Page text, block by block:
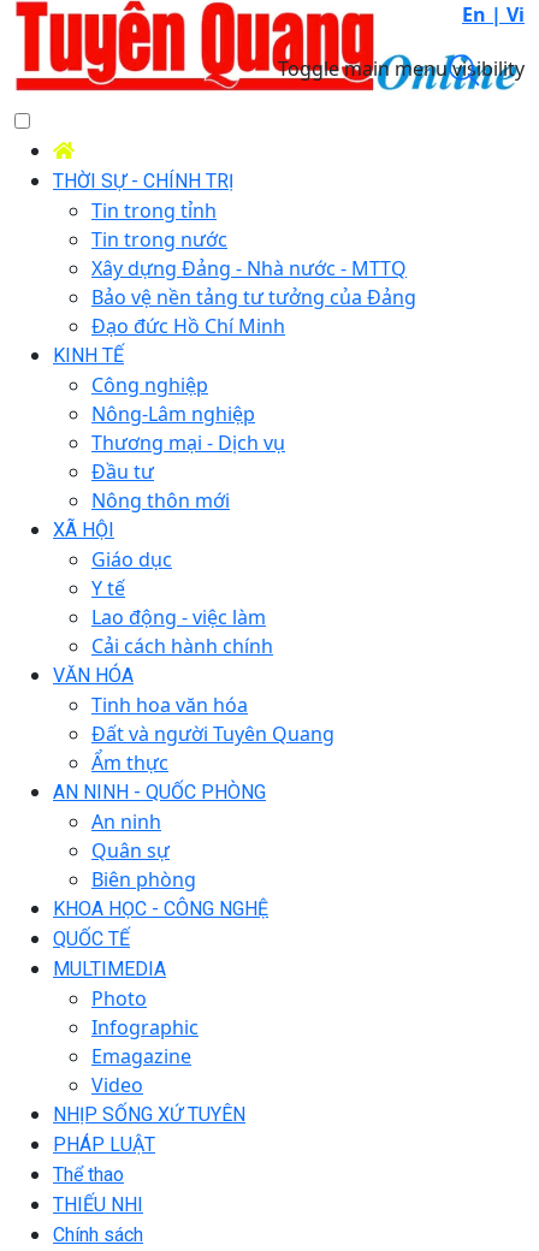
En | Vi
Toggle main menu visibility
THỜI SỰ - CHÍNH TRỊ
Tin trong tỉnh
Tin trong nước
Xây dựng Đảng - Nhà nước - MTTQ
Bảo vệ nền tảng tư tưởng của Đảng
Đạo đức Hồ Chí Minh
KINH TẾ
Công nghiệp
Nông-Lâm nghiệp
Thương mại - Dịch vụ
Đầu tư
Nông thôn mới
XÃ HỘI
Giáo dục
Y tế
Lao động - việc làm
Cải cách hành chính
VĂN HÓA
Tinh hoa văn hóa
Đất và người Tuyên Quang
Ẩm thực
AN NINH - QUỐC PHÒNG
An ninh
Quân sự
Biên phòng
KHOA HỌC - CÔNG NGHỆ
QUỐC TẾ
MULTIMEDIA
Photo
Infographic
Emagazine
Video
NHỊP SỐNG XỨ TUYÊN
PHÁP LUẬT
Thể thao
THIẾU NHI
Chính sách